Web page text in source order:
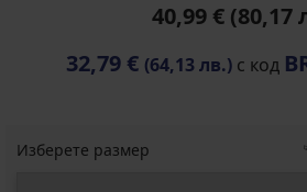
40,99 € (80,17
32,79 € (64,13 лв.) с код
Изберете размер